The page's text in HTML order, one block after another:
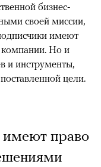
бизнес-
своей миссии,
имеют
компании. Но и
и инструменты,
цели.
право